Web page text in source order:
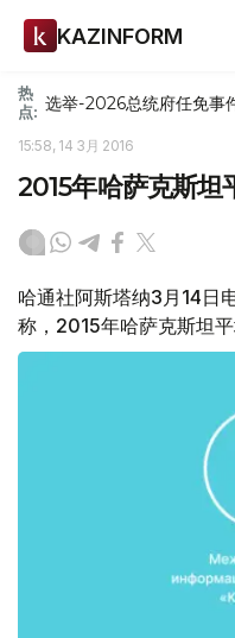
KAZINFORM
热
点: 选举-2026总统府任免事
15:58, 14 3月 2016
2015年哈萨克斯坦
哈通社阿斯塔纳3月14日
称，2015年哈萨克斯坦